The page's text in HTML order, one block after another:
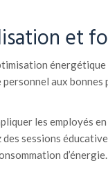
et
aux bonnes
les employés
sessions
d’énergie.